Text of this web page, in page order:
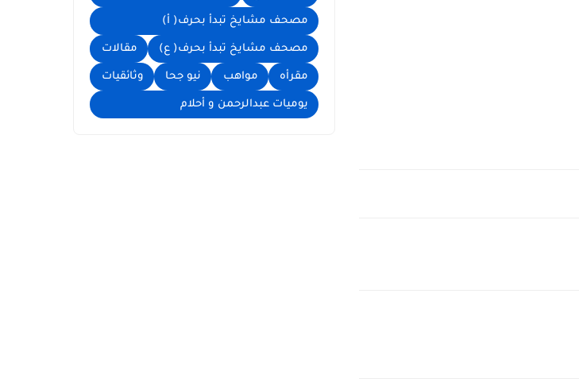
مصحف مشايخ تبدأ بحرف( أ)
مصحف مشايخ تبدأ بحرف( ع) مقالات
مقرأه مواهب نيو جحا وثائقيات
يوميات عبدالرحمن و أحلام